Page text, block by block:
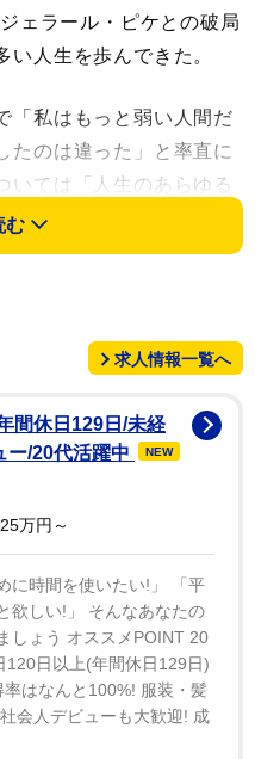
ェラール・ピケとの破局
い人生を歩んできた。
私はもっと弱い人間だ
たのは違った」と率直に
いては「人生のあらゆる
傷を残した人に対してさ
れが私たちをより良くす
キャリアにもかかわら
つべきだったと後悔もに
キーラは、「20代の自
と自分を信じてと言いた
るにつれて、新しい自信
む
求人情報一覧へ
間休日129日/未経
ー/20代活躍中
NEW
万円～
に時間を使いたい!」 「平
欲しい!」 そんなあなたの
しょう オススメPOINT 20
日以上(年間休日129日)
はなんと100%! 服装・髪
会人デビューも大歓迎! 成